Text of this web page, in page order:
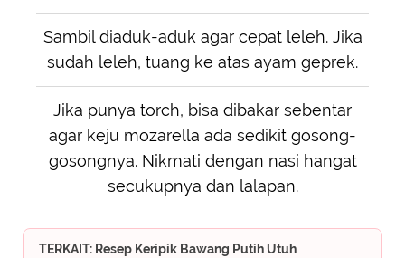
Sambil diaduk-aduk agar cepat leleh. Jika
sudah leleh, tuang ke atas ayam geprek.
Jika punya torch, bisa dibakar sebentar
agar keju mozarella ada sedikit gosong-
gosongnya. Nikmati dengan nasi hangat
secukupnya dan lalapan.
TERKAIT: Resep Keripik Bawang Putih Utuh